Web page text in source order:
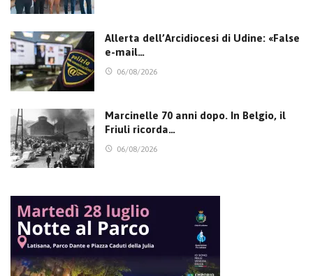
Allerta dell’Arcidiocesi di Udine: «False
e-mail…
06/08/2026
Marcinelle 70 anni dopo. In Belgio, il
Friuli ricorda…
06/08/2026